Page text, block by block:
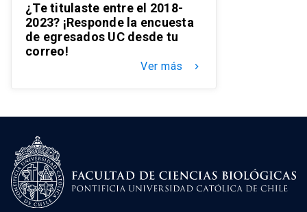
¿Te titulaste entre el 2018-
2023? ¡Responde la encuesta
de egresados UC desde tu
correo!
Ver más keyboard_arrow_right